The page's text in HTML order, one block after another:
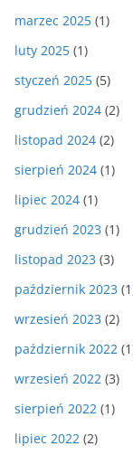
marzec 2025 (1)
luty 2025 (1)
styczeń 2025 (5)
grudzień 2024 (2)
listopad 2024 (2)
sierpień 2024 (1)
lipiec 2024 (1)
grudzień 2023 (1)
listopad 2023 (3)
październik 2023
wrzesień 2023 (2)
październik 2022
wrzesień 2022 (3)
sierpień 2022 (1)
lipiec 2022 (2)